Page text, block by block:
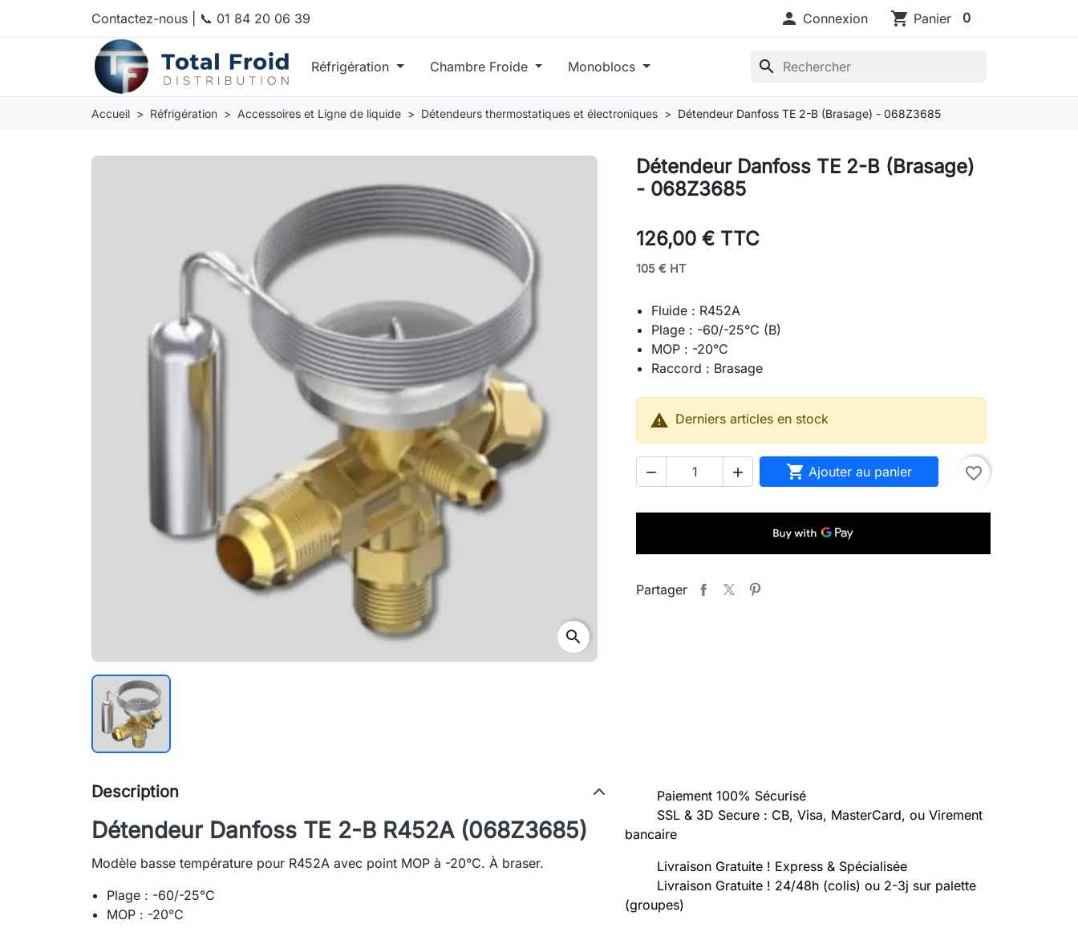
Contactez-nous 📞 01 84 20 06 39  Connexion shopping_cart Panier 0
Réfrigération Chambre Froide Monoblocs search
Accueil Réfrigération Accessoires et Ligne de liquide Détendeurs thermostatiques et électroniques Détendeur Danfoss TE 2-B (Brasage) - 068Z3685
search
Détendeur Danfoss TE 2-B (Brasage)
- 068Z3685
126,00 € TTC
105 € HT
Fluide : R452A
Plage : -60/-25°C (B)
MOP : -20°C
Raccord : Brasage
 Derniers articles en stock
   Ajouter au panier favorite_border
Partager
Paiement 100% Sécurisé
SSL & 3D Secure : CB, Visa, MasterCard, ou Virement
bancaire
Livraison Gratuite ! Express & Spécialisée
Livraison Gratuite ! 24/48h (colis) ou 2-3j sur palette
(groupes)
Description
Détendeur Danfoss TE 2-B R452A (068Z3685)
Modèle basse température pour R452A avec point MOP à -20°C. À braser.
Plage : -60/-25°C
MOP : -20°C